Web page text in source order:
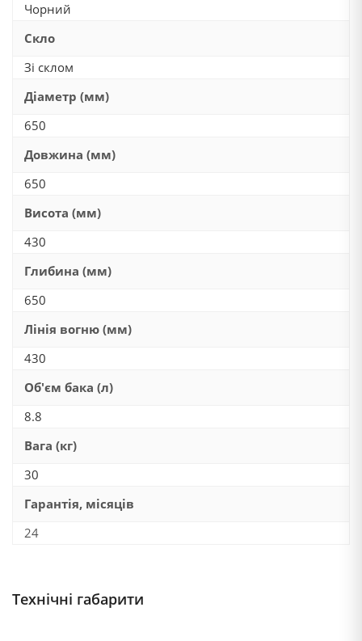
Чорний
Скло
Зі склом
Діаметр (мм)
650
Довжина (мм)
650
Висота (мм)
430
Глибина (мм)
650
Лінія вогню (мм)
430
Об'єм бака (л)
8.8
Вага (кг)
30
Гарантія, місяців
24
Технічні габарити